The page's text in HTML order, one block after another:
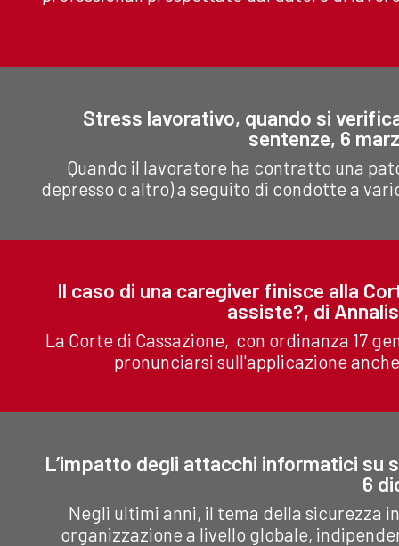
Stress lavorativo, quando si
sentenze, 6
Quando il lavoratore ha contratto una
depresso o altro) a seguito di condotte a
Il caso di una caregiver finisce alla
assiste?, di
La Corte di Cassazione, con ordinanza 17
pronunciarsi sull'applicazione
L’impatto degli attacchi informatici su
6
Negli ultimi anni, il tema della sicurezza
organizzazione a livello globale,